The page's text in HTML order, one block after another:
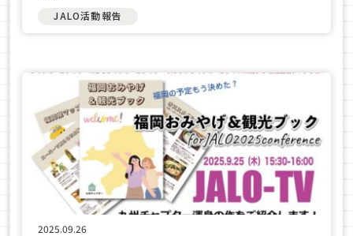
JALO活動報告
2025.09.26